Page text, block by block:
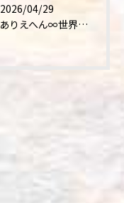
2026/04/29
【ありえへん∞世界】バースデーステーキについて